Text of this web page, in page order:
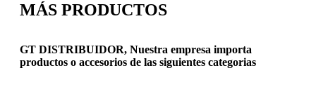
MÁS PRODUCTOS
GT DISTRIBUIDOR, Nuestra empresa importa
productos o accesorios de las siguientes categorias